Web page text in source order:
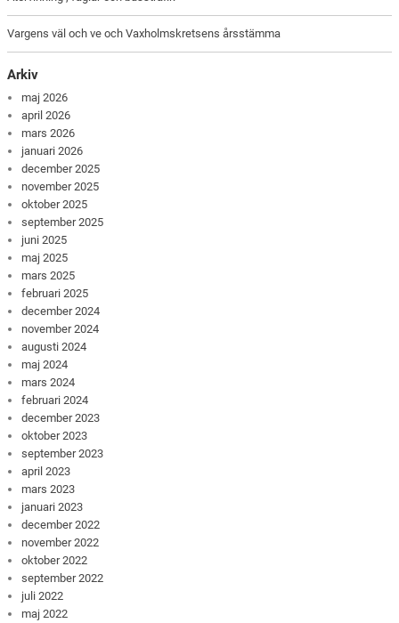
Vargens väl och ve och Vaxholmskretsens årsstämma
Arkiv
maj 2026
april 2026
mars 2026
januari 2026
december 2025
november 2025
oktober 2025
september 2025
juni 2025
maj 2025
mars 2025
februari 2025
december 2024
november 2024
augusti 2024
maj 2024
mars 2024
februari 2024
december 2023
oktober 2023
september 2023
april 2023
mars 2023
januari 2023
december 2022
november 2022
oktober 2022
september 2022
juli 2022
maj 2022